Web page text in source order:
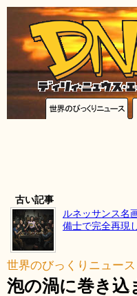
古い記事
ルネッサンス名
備士で完全再現
世界のびっくりニュース
泡の渦に巻き込